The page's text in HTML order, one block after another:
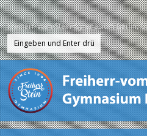
Freiherr-vom-Stein-Gymnasium Berlin,